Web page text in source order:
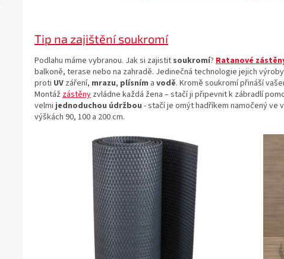
Tip na zajištění soukromí
Podlahu máme vybranou. Jak si zajistit soukromí? Ratanové
balkoně, terase nebo na zahradě. Jedinečná technologie jejich
proti UV záření, mrazu, plísním a vodě. Kromě soukromí přináší
Montáž zástěny zvládne každá žena – stačí ji připevnit k zábradlí
velmi jednoduchou údržbou - stačí je omýt hadříkem namočený ve
výškách 90, 100 a 200 cm.